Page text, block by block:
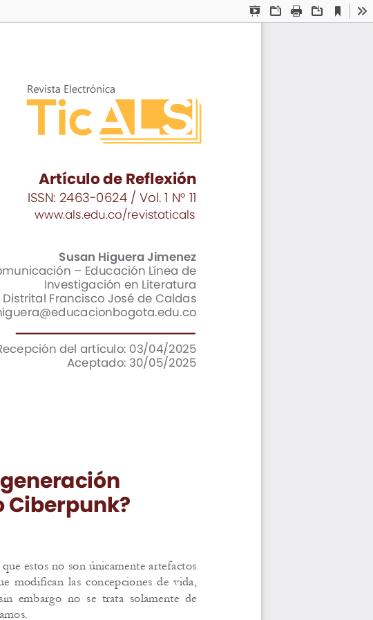
Presentation
OpenPrint Download
Current
View
Artículo de Reflexión
ISSN: 2463-0624 / Vol. 1 N° 11
Ciberpunk?
Susan Higuera Jimenez
– Educación Línea de
Investigación en Literatura
Francisco José de Caldas
del artículo: 03/04/2025
Aceptado: 30/05/2025
estos no son únicamente artefactos
modifican las concepciones de vida,
embargo no se trata solamente de
www.als.edu.co/revistaticals